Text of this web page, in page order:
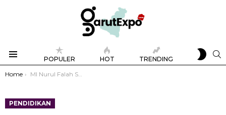
POPULER HOT TRENDING
SKIN
You are here:
Home MI Nurul Falah Samarang Gelar Acara Pelepasan dan Kenaikan Kelas dengan Penuh Semarak
PENDIDIKAN